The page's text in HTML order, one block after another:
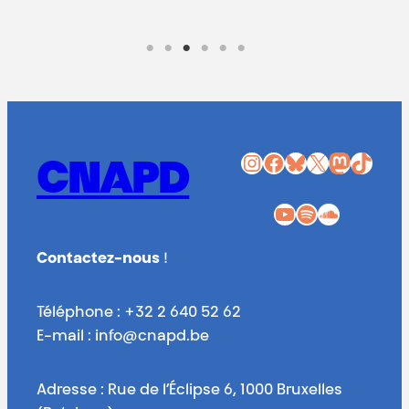
CNAPD InstagramFacebook Bluesky X Mastodon TikTok
YouTube Spotify SoundCloud
Contactez-nous !
Téléphone : +32 2 640 52 62
E-mail : info@cnapd.be
Adresse : Rue de l’Éclipse 6, 1000 Bruxelles